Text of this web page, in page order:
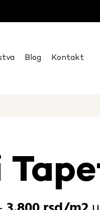
Blog Kontakt